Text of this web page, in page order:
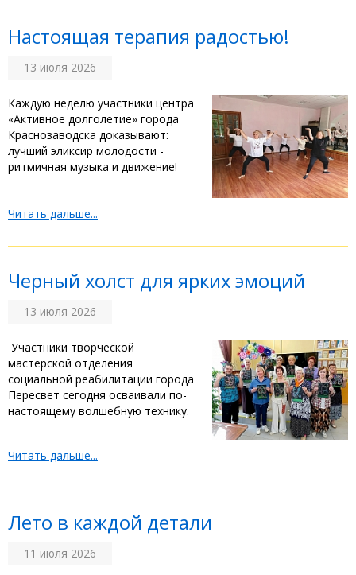
‎Настоящая терапия радостью!
13 июля 2026
‎Каждую неделю участники центра
«Активное долголетие» города
Краснозаводска доказывают:
лучший эликсир молодости -
ритмичная музыка и движение! ‎
Читать дальше...
Черный холст для ярких эмоций
13 июля 2026
‎Участники творческой
мастерской отделения
социальной реабилитации города
Пересвет сегодня осваивали по-
настоящему волшебную технику.
Читать дальше...
Лето в каждой детали
11 июля 2026